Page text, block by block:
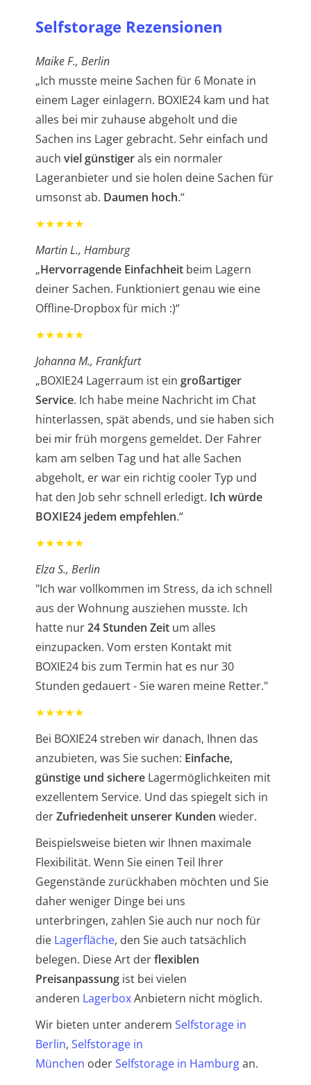
Selfstorage Rezensionen
Maike F., Berlin
„Ich musste meine Sachen für 6 Monate in
einem Lager einlagern. BOXIE24 kam und hat
alles bei mir zuhause abgeholt und die
Sachen ins Lager gebracht. Sehr einfach und
auchviel günstigerals ein normaler
Lageranbieter und sie holen deine Sachen für
umsonst ab. Daumen hoch.“
★★★★★
Martin L., Hamburg
„Hervorragende Einfachheit beim Lagern
deiner Sachen. Funktioniert genau wie eine
Offline-Dropbox für mich :)“
★★★★★
Johanna M., Frankfurt
„BOXIE24 Lagerraum ist eingroßartiger
Service. Ich habe meine Nachricht im Chat
hinterlassen, spät abends, und sie haben sich
bei mir früh morgens gemeldet. Der Fahrer
kam am selben Tag und hat alle Sachen
abgeholt, er war ein richtig cooler Typ und
hat den Job sehr schnell erledigt. Ich würde
BOXIE24 jedem empfehlen.“
★★★★★
Elza S., Berlin
"Ich war vollkommen im Stress, da ich schnell
aus der Wohnung ausziehen musste. Ich
hatte nur24 Stunden Zeit um alles
einzupacken. Vom ersten Kontakt mit
BOXIE24 bis zum Termin hat es nur 30
Stunden gedauert - Sie waren meine Retter."
★★★★★
Bei BOXIE24 streben wir danach, Ihnen das
anzubieten, was Sie suchen: Einfache,
günstige und sichere Lagermöglichkeiten mit
exzellentem Service. Und das spiegelt sich in
derZufriedenheit unserer Kundenwieder.
Beispielsweise bieten wir Ihnen maximale
Flexibilität. Wenn Sie einen Teil Ihrer
Gegenstände zurückhaben möchten und Sie
daher weniger Dinge bei uns
unterbringen, zahlen Sie auch nur noch für
die Lagerfläche, den Sie auch tatsächlich
belegen. Diese Art derflexiblen
Preisanpassung ist bei vielen
anderen LagerboxAnbietern nicht möglich.
Wir bieten unter anderemSelfstorage in
Berlin,Selfstorage in
München oderSelfstorage in Hamburgan.